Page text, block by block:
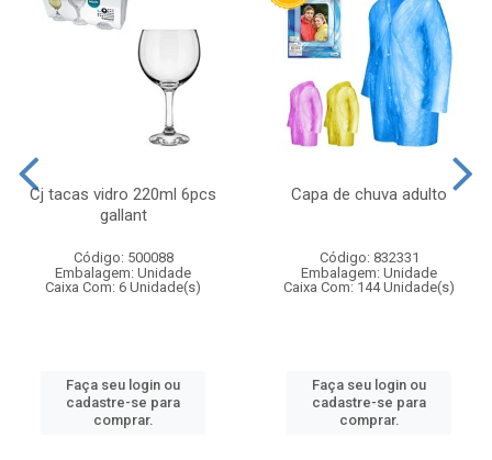
Cj tacas vidro 220ml 6pcs
gallant
Código: 500088
Embalagem: Unidade
Caixa Com: 6 Unidade(s)
Faça seu login ou
cadastre-se para
comprar.
Capa de chuva adulto
Código: 832331
Embalagem: Unidade
Caixa Com: 144 Unidade(s)
Faça seu login ou
cadastre-se para
comprar.